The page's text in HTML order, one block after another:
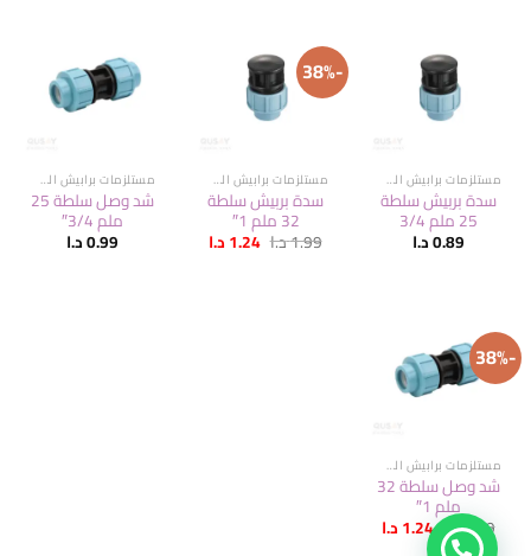
مستلزمات برابيش السلطة
سدة بربيش سلطة
25 ملم 3/4
0.89د.ا
-38%
مستلزمات برابيش السلطة
سدة بربيش سلطة
32 ملم 1″
1.99د.ا السعر
الأصلي
1.24د.االسعر
الحالي
مستلزمات برابيش السلطة
شد وصل سلطة 25
ملم 3/4″
0.99د.ا
-38%
مستلزمات برابيش السلطة
شد وصل سلطة 32
ملم 1″
1.99د.ا السعر
الأصلي
1.24د.االسعر
الحالي